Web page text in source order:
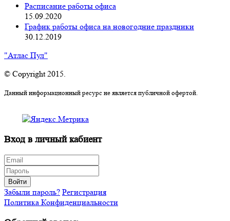
Расписание работы офиса
15.09.2020
График работы офиса на новогодние праздники
30.12.2019
"Атлас Пул"
© Copyright 2015.
Данный информационный ресурс не является публичной офертой.
Вход в личный кабиент
Войти
Забыли пароль? Регистрация
Политика Конфиденциальности